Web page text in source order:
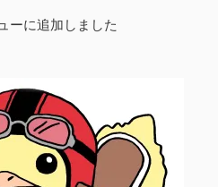
ーに追加しました